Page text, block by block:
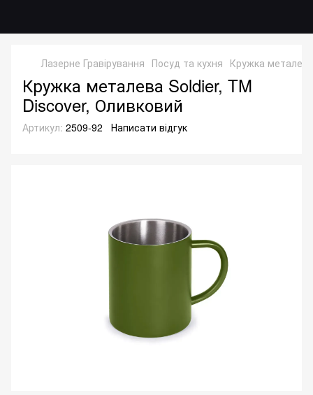
Лазерне Гравірування Посуд та кухня Кружка
Кружка металева Soldier, TM
Discover, Оливковий
Артикул: 2509-92 Написати відгук